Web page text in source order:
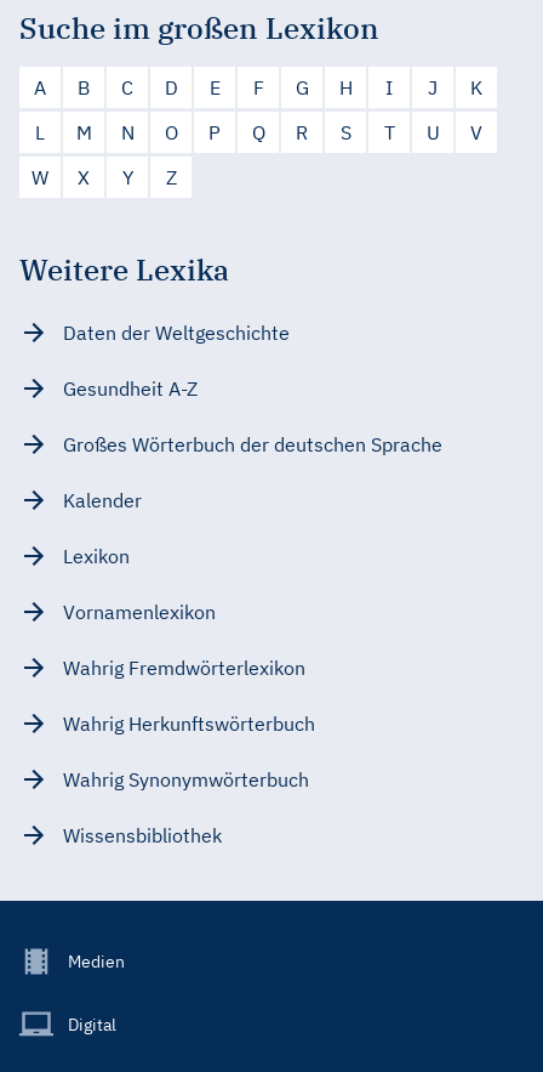
Suche im großen Lexikon
A B C D E F G H I J
K
L
M N O P Q R S T U
V
W
X Y Z
Weitere Lexika
Daten der Weltgeschichte
Gesundheit A-Z
Großes Wörterbuch der deutschen Sprache
Kalender
Lexikon
Vornamenlexikon
Wahrig Fremdwörterlexikon
Wahrig Herkunftswörterbuch
Wahrig Synonymwörterbuch
Wissensbibliothek
Footer
Main
Medien
Digital